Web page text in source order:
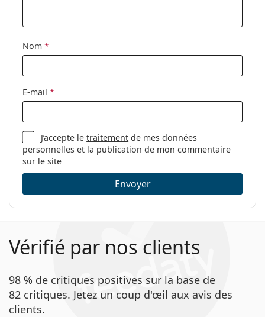
avant l'utilisation.
Accessoires
Étui:
Oui
Autres
Sexe:
Pour femmes
Catégorie:
Guess
Code:
GU2760/V 033 57
Nom *
E-mail *
J’accepte letraitement de mes données
personnelles et la publication de mon commentaire
sur le site
Envoyer
Vérifié par nos clients
98 % de critiques positives sur la base de
82 critiques. Jetez un coup d'œil aux avis des
clients.